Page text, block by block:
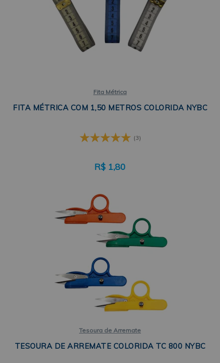
Fita Métrica
FITA MÉTRICA COM 1,50 METROS COLORIDA NYBC
(3)
R$ 1,80
Tesoura de Arremate
TESOURA DE ARREMATE COLORIDA TC 800 NYBC